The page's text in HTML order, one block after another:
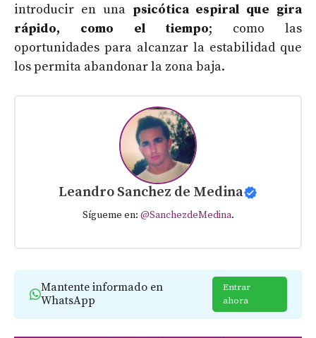
introducir en una psicótica espiral que gira
rápido, como el tiempo; como las
oportunidades para alcanzar la estabilidad que
los permita abandonar la zona baja.
Leandro Sanchez de Medina
Sígueme en: @SanchezdeMedina.
Mantente informado en
WhatsApp
Entrar
ahora